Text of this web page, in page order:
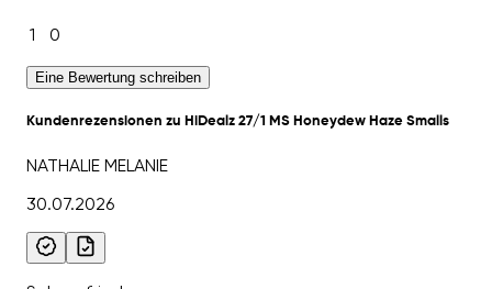
1 0
Eine Bewertung schreiben
Kundenrezensionen zu HiDealz 27/1 MS Honeydew Haze Smalls
NATHALIE MELANIE
30.07.2026